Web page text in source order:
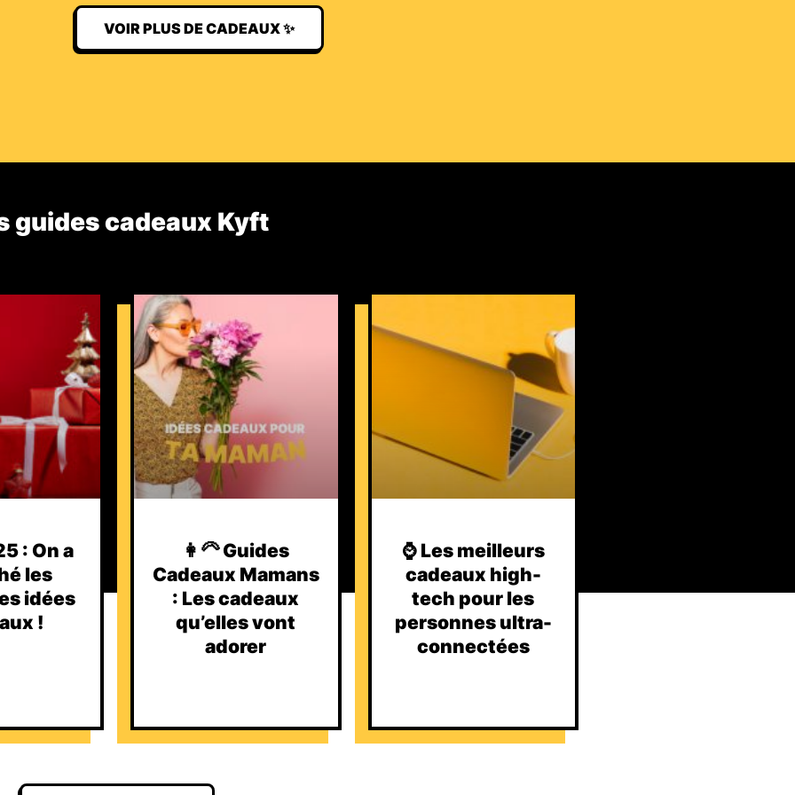
VOIR PLUS DE CADEAUX ✨
guides cadeaux Kyft​
: On a
les
idées
!
👩‍🦳 Guides
Cadeaux Mamans
: Les cadeaux
qu’elles vont
adorer
⌚️ Les meilleurs
cadeaux high-
tech pour les
personnes ultra-
connectées